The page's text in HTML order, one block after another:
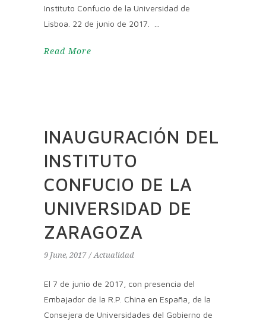
Instituto Confucio de la Universidad de
Lisboa. 22 de junio de 2017.
Read More
INAUGURACIÓN DEL
INSTITUTO
CONFUCIO DE LA
UNIVERSIDAD DE
ZARAGOZA
9 June, 2017 Actualidad
El 7 de junio de 2017, con presencia del
Embajador de la R.P. China en España, de la
Consejera de Universidades del Gobierno de